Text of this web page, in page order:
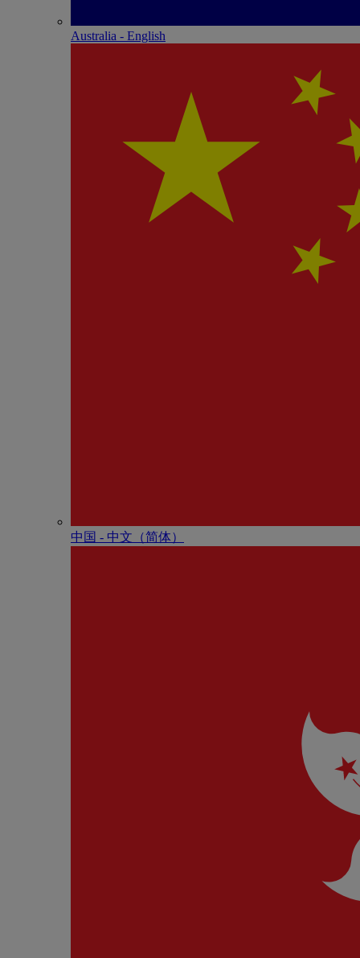
Australia - English
中国 - 中⽂（简体）